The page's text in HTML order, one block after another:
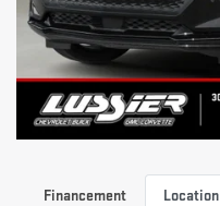
Financement Location